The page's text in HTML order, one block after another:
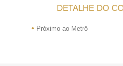
DETALHE DO
• Próximo ao Metrô